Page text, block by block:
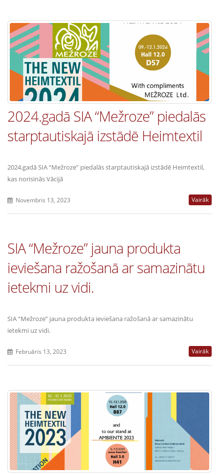
2024.gadā SIA “Mežroze” piedalās
starptautiskajā izstādē Heimtextil
2024.gadā SIA “Mežroze” piedalās starptautiskajā izstādē Heimtextil,
kas norisinās Vācijā
Novembris 13, 2023 Vairāk
SIA “Mežroze” jauna produkta
ieviešana ražošanā ar samazinātu
ietekmi uz vidi.
SIA “Mežroze” jauna produkta ieviešana ražošanā ar samazinātu
ietekmi uz vidi.
Februāris 13, 2023 Vairāk